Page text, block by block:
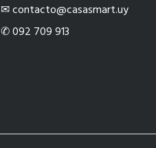
✉ contacto@casasmart.uy
✆ 092 709 913